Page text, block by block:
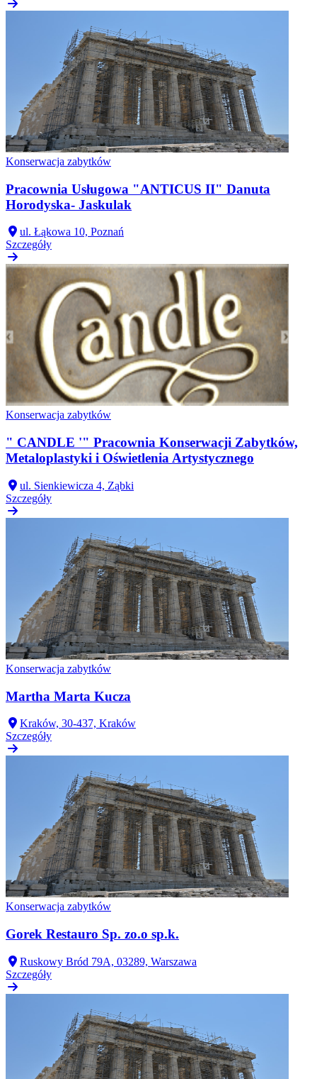
Konserwacja zabytków
Pracownia Usługowa "ANTICUS II" Danuta
Horodyska- Jaskulak
ul. Łąkowa 10, Poznań
Szczegóły
Konserwacja zabytków
" CANDLE '" Pracownia Konserwacji Zabytków,
Metaloplastyki i Oświetlenia Artystycznego
ul. Sienkiewicza 4, Ząbki
Szczegóły
Konserwacja zabytków
Martha Marta Kucza
Kraków, 30-437, Kraków
Szczegóły
Konserwacja zabytków
Gorek Restauro Sp. zo.o sp.k.
Ruskowy Bród 79A, 03289, Warszawa
Szczegóły